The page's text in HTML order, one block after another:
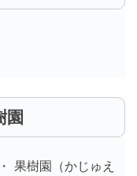
園
果樹園（かじゅえ